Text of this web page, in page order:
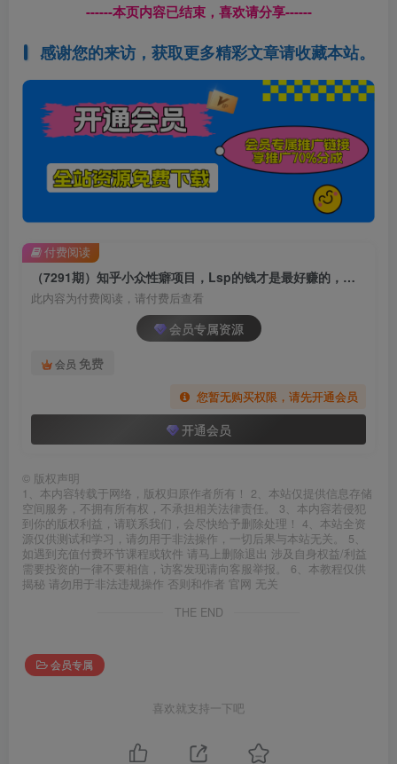
------本页内容已结束，喜欢请分享------
感谢您的来访，获取更多精彩文章请收藏本站。
（7291期）知乎小众性癖项目，Lsp的钱才是最好赚的，付费建群+卖货变现20w
此内容为付费阅读，请付费后查看
会员专属资源
会员 免费
您暂无购买权限，请先开通会员
开通会员
付费阅读
© 版权声明
1、本内容转载于网络，版权归原作者所有！ 2、本站仅提供信息存储
空间服务，不拥有所有权，不承担相关法律责任。 3、本内容若侵犯
到你的版权利益，请联系我们，会尽快给予删除处理！ 4、本站全资
源仅供测试和学习，请勿用于非法操作，一切后果与本站无关。 5、
如遇到充值付费环节课程或软件 请马上删除退出 涉及自身权益/利益
需要投资的一律不要相信，访客发现请向客服举报。 6、本教程仅供
揭秘 请勿用于非法违规操作 否则和作者 官网 无关
THE END
会员专属
喜欢就支持一下吧